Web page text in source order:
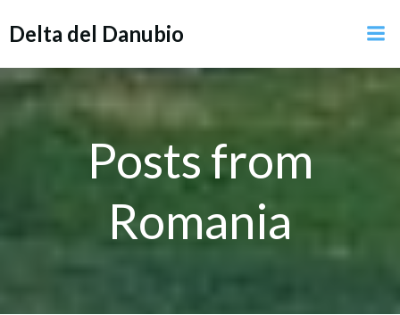
Delta del Danubio
Posts from
Romania